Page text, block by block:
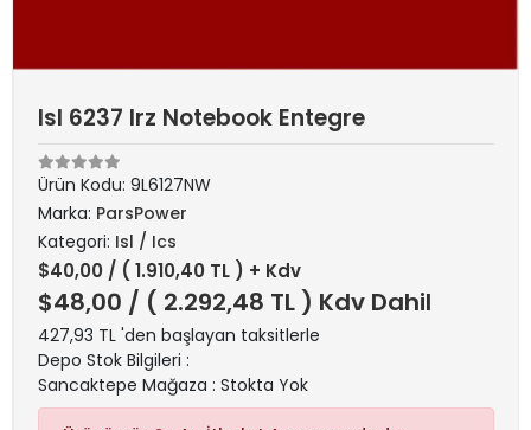
Isl 6237 Irz Notebook Entegre
Ürün Kodu: 9L6127NW
Marka: ParsPower
Kategori: Isl / Ics
$40,00 / ( 1.910,40 TL ) + Kdv
$48,00 / ( 2.292,48 TL ) Kdv Dahil
427,93 TL 'den başlayan taksitlerle
Depo Stok Bilgileri :
Sancaktepe Mağaza : Stokta Yok